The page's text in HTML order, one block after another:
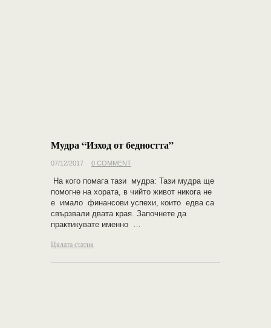
Мудра “Изход от бедността”
07/12/2017 0 COMMENT
На кого помага тази мудра: Тази мудра ще
помогне на хората, в чийто живот никога не
е имало финансови успехи, които едва са
свързвали двата края. Започнете да
практикувате именно …
Цялата статия